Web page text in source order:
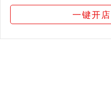
一键开店